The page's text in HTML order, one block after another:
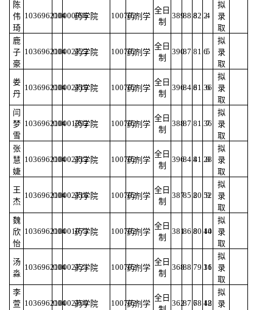
陈
伟
琦
103696210000996
004 药学院 100702药剂学
全日
制
38988.882.24
拟
录
取
鹿
子
豪
103696210002122
004 药学院 100702药剂学
全日
制
39087 81.65
拟
录
取
娄
丹
103696210002110
004 药学院 100702药剂学
全日
制
39684.681.36
6
拟
录
取
闫
梦
雪
103696210001392
004 药学院 100702药剂学
全日
制
38887 81.36
7
拟
录
取
张
慧
婕
103696210002112
004 药学院 100702药剂学
全日
制
39684.481.28
8
拟
录
取
王
杰
103696210002116
004 药学院 100702药剂学
全日
制
38785.280.52
9
拟
录
取
魏
欣
怡
103696210001073
004 药学院 100702药剂学
全日
制
38186.880.44
10
拟
录
取
汤
淼
103696210002121
004 药学院 100702药剂学
全日
制
36888 79.36
11
拟
录
取
李
萱 103696210002100
004 药学院 100702药剂学
全日
36287.678.48
12
拟
录